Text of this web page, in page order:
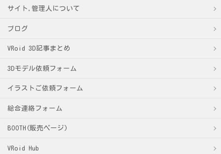
サイト,管理人について
ブログ
VRoid 3D記事まとめ
3Dモデル依頼フォーム
イラストご依頼フォーム
総合連絡フォーム
BOOTH(販売ページ)
VRoid Hub